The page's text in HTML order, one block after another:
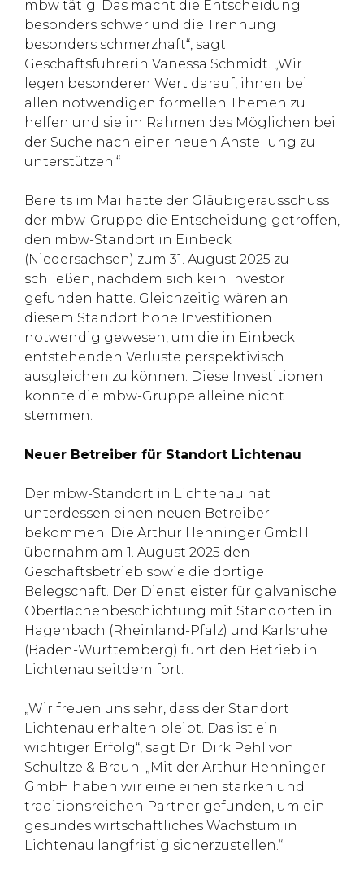
mbw tätig. Das macht die Entscheidung
besonders schwer und die Trennung
besonders schmerzhaft“, sagt
Geschäftsführerin Vanessa Schmidt. „Wir
legen besonderen Wert darauf, ihnen bei
allen notwendigen formellen Themen zu
helfen und sie im Rahmen des Möglichen bei
der Suche nach einer neuen Anstellung zu
unterstützen.“
Bereits im Mai hatte der Gläubigerausschuss
der mbw-Gruppe die Entscheidung getroffen,
den mbw-Standort in Einbeck
(Niedersachsen) zum 31. August 2025 zu
schließen, nachdem sich kein Investor
gefunden hatte. Gleichzeitig wären an
diesem Standort hohe Investitionen
notwendig gewesen, um die in Einbeck
entstehenden Verluste perspektivisch
ausgleichen zu können. Diese Investitionen
konnte die mbw-Gruppe alleine nicht
stemmen.
Neuer Betreiber für Standort Lichtenau
Der mbw-Standort in Lichtenau hat
unterdessen einen neuen Betreiber
bekommen. Die Arthur Henninger GmbH
übernahm am 1. August 2025 den
Geschäftsbetrieb sowie die dortige
Belegschaft. Der Dienstleister für galvanische
Oberflächenbeschichtung mit Standorten in
Hagenbach (Rheinland-Pfalz) und Karlsruhe
(Baden-Württemberg) führt den Betrieb in
Lichtenau seitdem fort.
„Wir freuen uns sehr, dass der Standort
Lichtenau erhalten bleibt. Das ist ein
wichtiger Erfolg“, sagt Dr. Dirk Pehl von
Schultze & Braun. „Mit der Arthur Henninger
GmbH haben wir eine einen starken und
traditionsreichen Partner gefunden, um ein
gesundes wirtschaftliches Wachstum in
Lichtenau langfristig sicherzustellen.“